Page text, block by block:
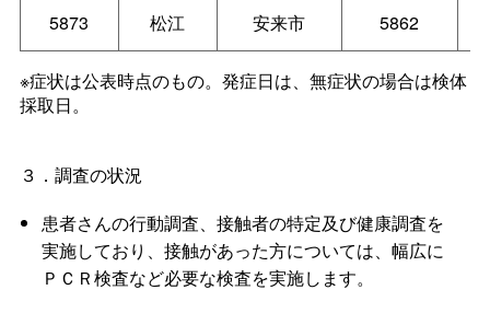
5873 松江 安来市 5862
※症状は公表時点のもの。発症日は、無症状の場合は検体
採取日。
３．調査の状況
患者さんの行動調査、接触者の特定及び健康調査を
実施しており、接触があった方については、幅広に
ＰＣＲ検査など必要な検査を実施します。